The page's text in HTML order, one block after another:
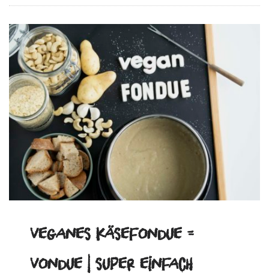
Veganes Käsefondue =
Vondue | super einfach